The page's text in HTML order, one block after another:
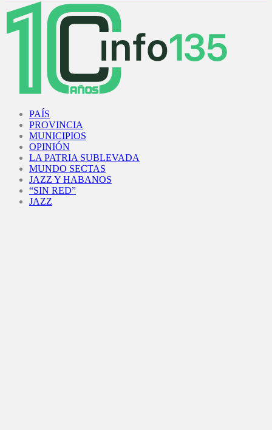
PAÍS
PROVINCIA
MUNICIPIOS
OPINIÓN
LA PATRIA SUBLEVADA
MUNDO SECTAS
JAZZ Y HABANOS
“SIN RED”
JAZZ